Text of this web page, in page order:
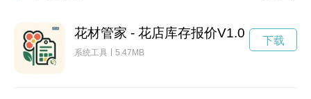
花材管家 - 花店库存报价V1.0
系统工具 5.47MB
下载